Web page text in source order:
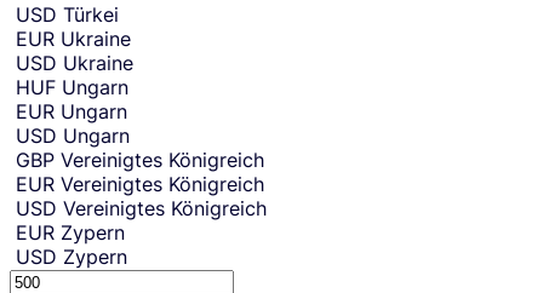
USD Türkei
EUR Ukraine
USD Ukraine
HUF Ungarn
EUR Ungarn
USD Ungarn
GBP Vereinigtes Königreich
EUR Vereinigtes Königreich
USD Vereinigtes Königreich
EUR Zypern
USD Zypern
S